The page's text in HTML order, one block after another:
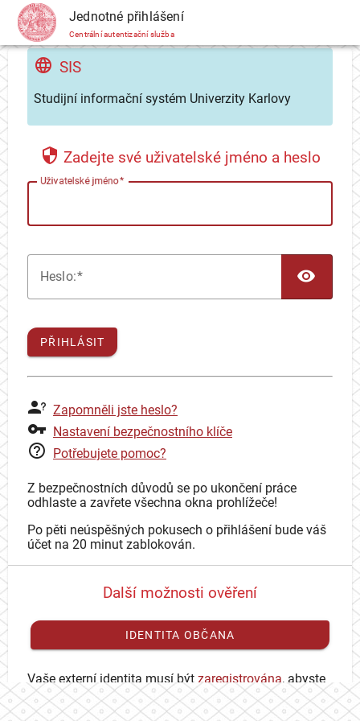
CAS Jednotné přihlášení
Centrální autentizační služba
SIS
Studijní informační systém Univerzity Karlovy
Zadejte své uživatelské jméno a heslo
Uživatelské jméno
Heslo:
PŘIHLÁSIT
Zapomněli jste heslo?
Nastavení bezpečnostního klíče
Potřebujete pomoc?
Z bezpečnostních důvodů se po ukončení práce
odhlaste a zavřete všechna okna prohlížeče!
Po pěti neúspěšných pokusech o přihlášení bude váš
účet na 20 minut zablokován.
Další možnosti ověření
IDENTITA OBČANA
Vaše externí identita musí být zaregistrována, abyste
se mohli přihlásit ke svému CAS účtu.